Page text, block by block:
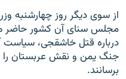
از سوی دیگر روز چهارشنبه
مجلس سنای آن کشور حاضر
درباره قتل خاشقجی، سیاست
جنگ یمن و نقش عربستان را
برسانند.